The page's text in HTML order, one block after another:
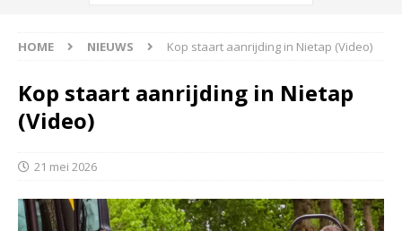
HOME NIEUWS Kop staart aanrijding in Nietap (Video)
Kop staart aanrijding in Nietap
(Video)
21 mei 2026